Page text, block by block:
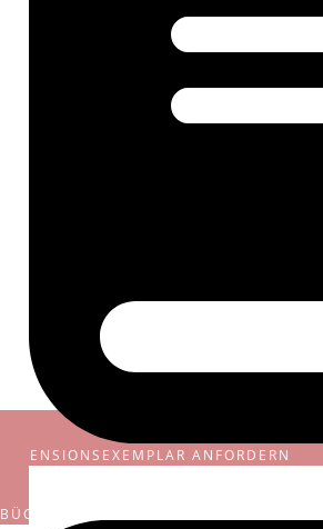
REZENSIONSEXEMPLAR ANFORDERN
BÜCHER HIER DIREKT BESTELLEN